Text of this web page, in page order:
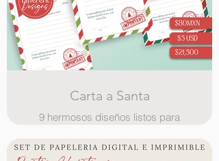
Carta a Santa
9 hermosos diseños listos para
tamaño carta en formato png, con
licencia comercial